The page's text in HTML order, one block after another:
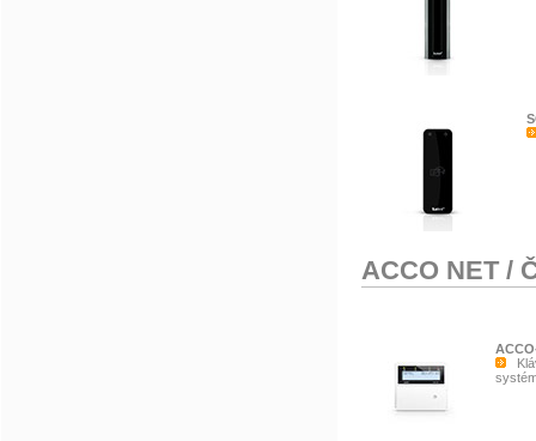
ACCO NET/